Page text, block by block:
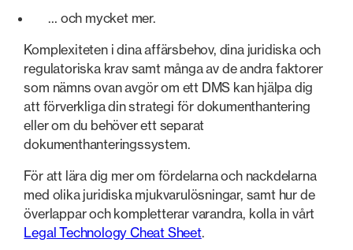
… och mycket mer.
Komplexiteten i dina affärsbehov, dina juridiska och
regulatoriska krav samt många av de andra faktorer
som nämns ovan avgör om ett DMS kan hjälpa dig
att förverkliga din strategi för dokumenthantering
eller om du behöver ett separat
dokumenthanteringssystem.
För att lära dig mer om fördelarna och nackdelarna
med olika juridiska mjukvarulösningar, samt hur de
överlappar och kompletterar varandra, kolla in vårt
Legal Technology Cheat Sheet.